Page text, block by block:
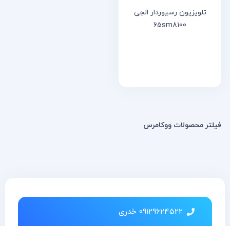
تلویزیون رسیوردار الجی
65sm8100
فیلتر محصولات ووکامرس
09129624522 خدری